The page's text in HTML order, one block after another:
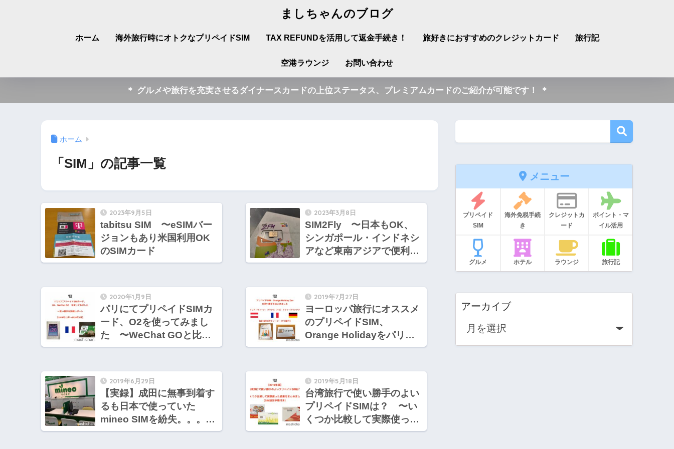
ましちゃんのブログ
ホーム 海外旅行時にオトクなプリペイドSIM TAX REFUNDを活用して返金手続き！ 旅好きにおすすめのクレジットカード 旅行記
空港ラウンジ お問い合わせ
＊ グルメや旅行を充実させるダイナースカードの上位ステータス、プレミアムカードのご紹介が可能です！ ＊
ホーム
「SIM」の記事一覧
2023年9月5日
tabitsu SIM 〜eSIMバー
ジョンもあり米国利用OK
のSIMカード
2023年3月8日
SIM2Fly 〜日本もOK、
シンガポール・インドネシ
アなど東南アジアで便利に
使えるSIMカード
2020年1月9日
パリにてプリペイドSIMカ
ード、O2を使ってみまし
た 〜WeChat GOと比較
した使い勝手を詳細レポー
2019年7月27日
ヨーロッパ旅行にオススメ
のプリペイドSIM、
Orange Holidayをパリ、
ウィーン、フランクフルト
年7月ウィーン・パリ旅
行】
2019年6月29日
【実録】成田に無事到着す
るも日本で使っていた
mineo SIMを紛失。。。
【2019年5月・台湾旅行】
2019年5月18日
台湾旅行で使い勝手のよい
プリペイドSIMは？ 〜い
くつか比較して実際使った
結果をまとめました（SIM
メニュー
プリペイド
SIM
海外免税手続
き
クレジットカ
ード
ポイント・マ
イル活用
グルメ ホテル ラウンジ 旅行記
アーカイブ